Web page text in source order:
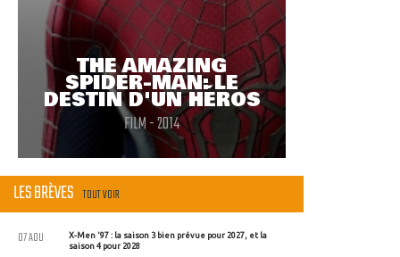
THE AMAZING
SPIDER-MAN: LE
DESTIN D'UN HÉROS
FILM - 2014
LES BRÈVES TOUT VOIR
X-Men '97 : la saison 3 bien prévue pour 2027, et la
saison 4 pour 2028
07 AOU